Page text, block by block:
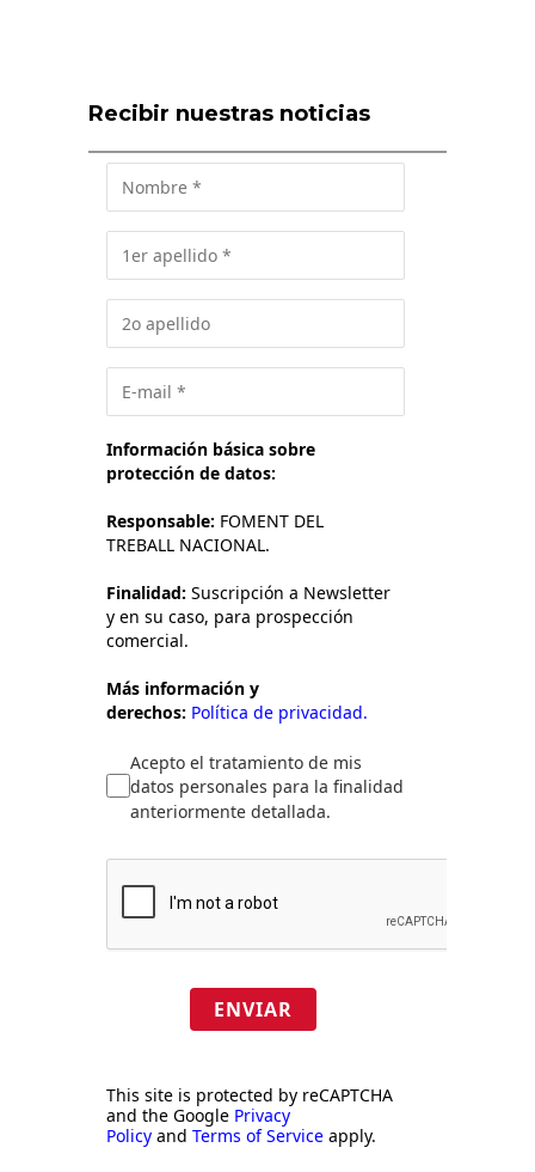
Recibir nuestras noticias
Información básica sobre
protección de datos:
Responsable: FOMENT DEL
TREBALL NACIONAL.
Finalidad: Suscripción a Newsletter
y en su caso, para prospección
comercial.
Más información y
derechos: Política de privacidad.
Acepto el tratamiento de mis
datos personales para la finalidad
anteriormente detallada.
ENVIAR
This site is protected by reCAPTCHA
and the Google Privacy
Policy and Terms of Service apply.